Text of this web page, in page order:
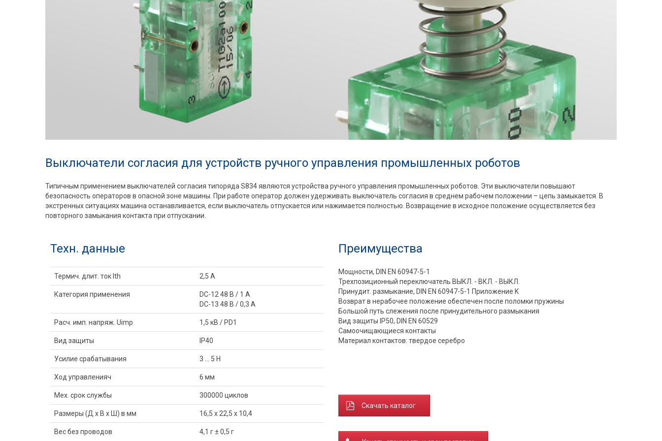
Выключатели согласия для устройств ручного управления промышленных роботов
Типичным применением выключателей согласия типоряда S834 являются устройства ручного управления промышленных роботов. Эти выключатели повышают
безопасность операторов в опасной зоне машины. При работе оператор должен удерживать выключатель согласия в среднем рабочем положении – цепь замыкается. В
экстренных ситуациях машина останавливается, если выключатель отпускается или нажимается полностью. Возвращение в исходное положение осуществляется без
повторного замыкания контакта при отпускании.
Техн. данные
Термич. длит. ток Ith 2,5 A
Категория применения
DC-12 48 В / 1 A
DC-13 48 В / 0,3 A
Расч. имп. напряж. Uimp 1,5 кВ / PD1
Вид защиты IP40
Усилие срабатывания 3 ... 5 Н
Ход управленияч 6 мм
Мех. срок службы 300000 циклов
Размеры (Д x В x Ш) в мм 16,5 x 22,5 x 10,4
Вес без проводов 4,1 г ± 0,5 г
Преимущества
Мощности, DIN EN 60947-5-1
Трехпозиционный переключатель ВЫКЛ. - ВКЛ. - ВЫКЛ.
Принудит. размыкание, DIN EN 60947-5-1 Приложение K
Возврат в нерабочее положение обеспечен после поломки пружины
Большой путь слежения после принудительного размыкания
Вид защиты IP50, DIN EN 60529
Самоочищающиеся контакты
Материал контактов: твердое серебро
Скачать каталог